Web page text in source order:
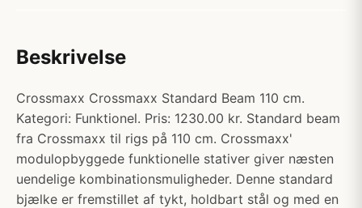
Beskrivelse
Crossmaxx Crossmaxx Standard Beam 110 cm.
Kategori: Funktionel. Pris: 1230.00 kr. Standard beam
fra Crossmaxx til rigs på 110 cm. Crossmaxx'
modulopbyggede funktionelle stativer giver næsten
uendelige kombinationsmuligheder. Denne standard
bjælke er fremstillet af tykt, holdbart stål og med en